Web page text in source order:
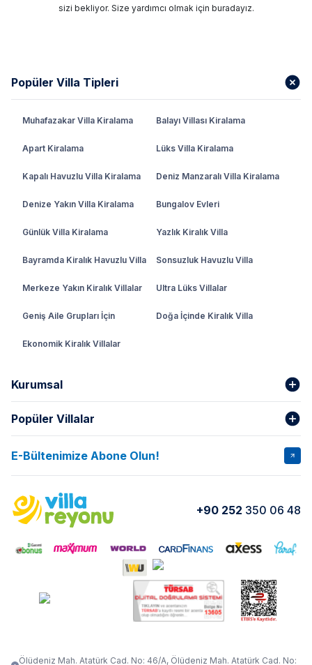
sizi bekliyor. Size yardımcı olmak için buradayız.
Popüler Villa Tipleri
Muhafazakar Villa Kiralama Balayı Villası Kiralama
Apart Kiralama Lüks Villa Kiralama
Kapalı Havuzlu Villa Kiralama Deniz Manzaralı Villa Kiralama
Denize Yakın Villa Kiralama Bungalov Evleri
Günlük Villa Kiralama Yazlık Kiralık Villa
Bayramda Kiralık Havuzlu Villa Sonsuzluk Havuzlu Villa
Merkeze Yakın Kiralık Villalar Ultra Lüks Villalar
Geniş Aile Grupları İçin Doğa İçinde Kiralık Villa
Ekonomik Kiralık Villalar
Kurumsal
Hakkımızda
İptal Şartları Banka Hesapları
Kurumsal Blog
Yorumlar Nasıl Kiralarım
Popüler Villalar
VİLLA SALKIM VİLLA SLAY 1
VİLLA OLENNA 1 VİLLA MERT
VILLA ADRIMA 1
VİLLA TİAMO VİLLA ZEYTİN DALI
VILLA ELMALI
E-Bültenimize Abone Olun!
+90 252 350 06 48
Ölüdeniz Mah. Atatürk Cad. No: 46/A, Ölüdeniz Mah. Atatürk Cad. No: